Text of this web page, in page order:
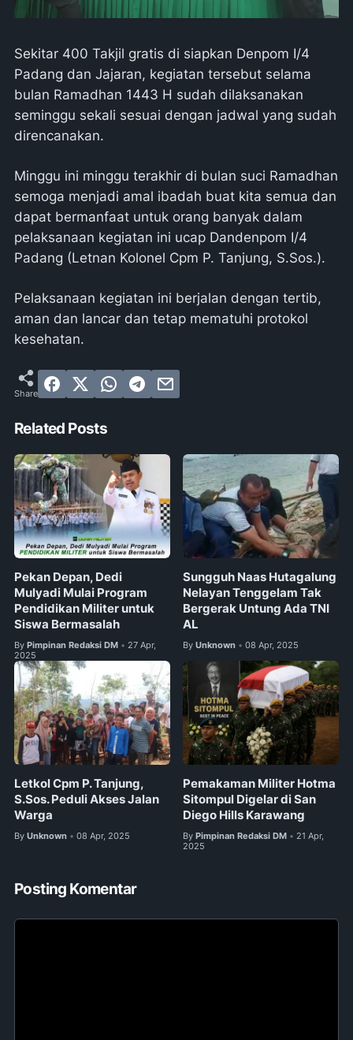
Sekitar 400 Takjil gratis di siapkan Denpom I/4
Padang dan Jajaran, kegiatan tersebut selama
bulan Ramadhan 1443 H sudah dilaksanakan
seminggu sekali sesuai dengan jadwal yang sudah
direncanakan.
Minggu ini minggu terakhir di bulan suci Ramadhan
semoga menjadi amal ibadah buat kita semua dan
dapat bermanfaat untuk orang banyak dalam
pelaksanaan kegiatan ini ucap Dandenpom I/4
Padang (Letnan Kolonel Cpm P. Tanjung, S.Sos.).
Pelaksanaan kegiatan ini berjalan dengan tertib,
aman dan lancar dan tetap mematuhi protokol
kesehatan.
Related Posts
Pekan Depan, Dedi
Mulyadi Mulai Program
Pendidikan Militer untuk
Siswa Bermasalah
By Pimpinan Redaksi DM • 27 Apr,
2025
Sungguh Naas Hutagalung
Nelayan Tenggelam Tak
Bergerak Untung Ada TNI
AL
By Unknown • 08 Apr, 2025
Letkol Cpm P. Tanjung,
S.Sos. Peduli Akses Jalan
Warga
By Unknown • 08 Apr, 2025
Pemakaman Militer Hotma
Sitompul Digelar di San
Diego Hills Karawang
By Pimpinan Redaksi DM • 21 Apr,
2025
Posting Komentar